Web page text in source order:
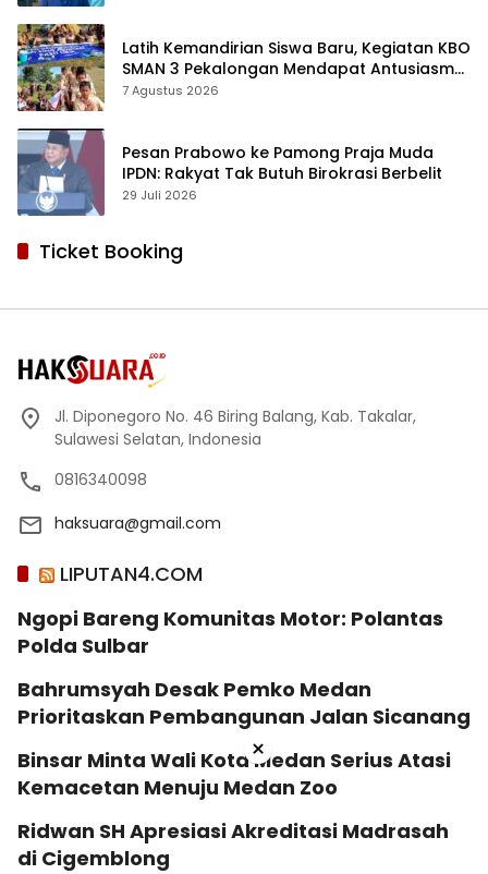
Latih Kemandirian Siswa Baru, Kegiatan KBO
SMAN 3 Pekalongan Mendapat Antusiasme
dan Respon Positif Orang Tua Murid
7 Agustus 2026
Pesan Prabowo ke Pamong Praja Muda
IPDN: Rakyat Tak Butuh Birokrasi Berbelit
29 Juli 2026
Ticket Booking
Jl. Diponegoro No. 46 Biring Balang, Kab. Takalar,
Sulawesi Selatan, Indonesia
0816340098
haksuara@gmail.com
LIPUTAN4.COM
Ngopi Bareng Komunitas Motor: Polantas
Polda Sulbar
Bahrumsyah Desak Pemko Medan
Prioritaskan Pembangunan Jalan Sicanang
Binsar Minta Wali Kota Medan Serius Atasi
Kemacetan Menuju Medan Zoo
Ridwan SH Apresiasi Akreditasi Madrasah
di Cigemblong
×